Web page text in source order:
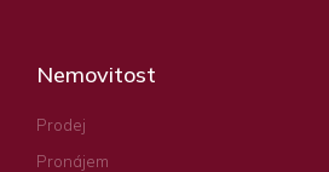
Nemovitost
Prodej
Pronájem